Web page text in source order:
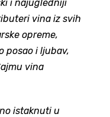
i najugledniji
vina iz svih
opreme,
posao i ljubav,
vina
istaknuti u